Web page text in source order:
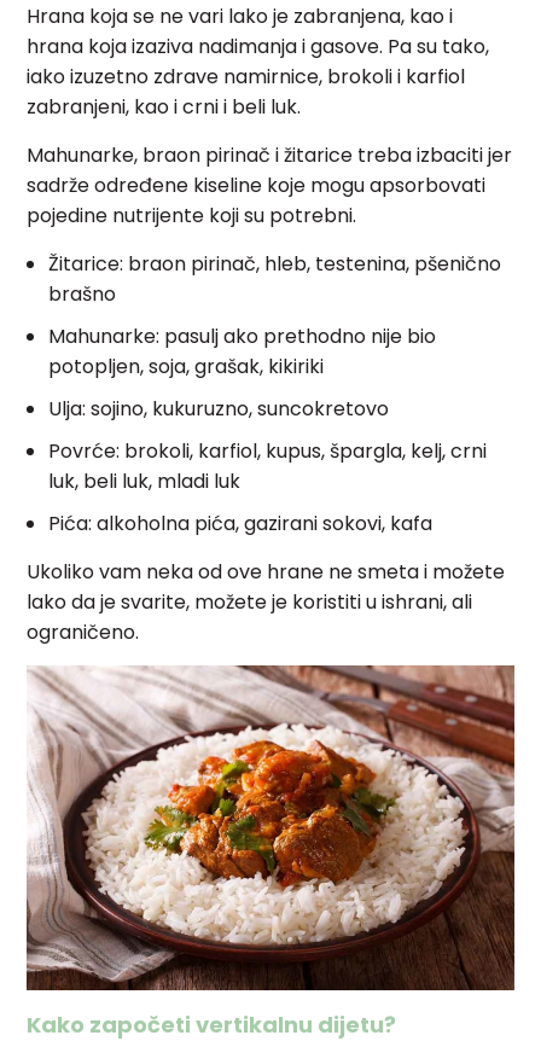
Hrana koja se ne vari lako je zabranjena, kao i
hrana koja izaziva nadimanja i gasove. Pa su tako,
iako izuzetno zdrave namirnice, brokoli i karfiol
zabranjeni, kao i crni i beli luk.
Mahunarke, braon pirinač i žitarice treba izbaciti jer
sadrže određene kiseline koje mogu apsorbovati
pojedine nutrijente koji su potrebni.
Žitarice: braon pirinač, hleb, testenina, pšenično
brašno
Mahunarke: pasulj ako prethodno nije bio
potopljen, soja, grašak, kikiriki
Ulja: sojino, kukuruzno, suncokretovo
Povrće: brokoli, karfiol, kupus, špargla, kelj, crni
luk, beli luk, mladi luk
Pića: alkoholna pića, gazirani sokovi, kafa
Ukoliko vam neka od ove hrane ne smeta i možete
lako da je svarite, možete je koristiti u ishrani, ali
ograničeno.
Kako započeti vertikalnu dijetu?